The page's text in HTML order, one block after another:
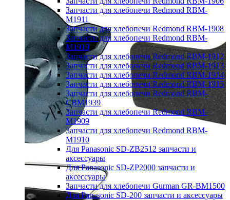
Запчасти для хлебопечи Redmond RBM-
M1911
Запчасти для хлебопечи Redmond RBM-1908
Запчасти для хлебопечи Redmond RBM-
M1919
Запчасти для хлебопечи Redmond RBM-1912
Запчасти для хлебопечи Redmond RBM-1913
Запчасти для хлебопечи Redmond RBM-1914
Запчасти для хлебопечи Redmond RBM-1915
Запчасти для хлебопечи Redmond RBM-
CBM1939
Запчасти для хлебопечи Redmond RBM-
M1909
Запчасти для хлебопечи Redmond RBM-
M1910
Для Panasonic SD-ZB2512 запчасти и
аксессуары
Для Panasonic SD-ZP2000 запчасти и
аксессуары
Запчасти для хлебопечи Gurman GR-BM1500
Для Panasonic SD-200 запчасти и аксессуары